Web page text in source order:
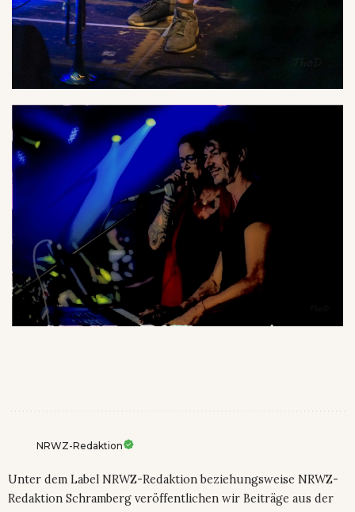
NRWZ-Redaktion
Unter dem Label NRWZ-Redaktion beziehungsweise NRWZ-
Redaktion Schramberg veröffentlichen wir Beiträge aus der